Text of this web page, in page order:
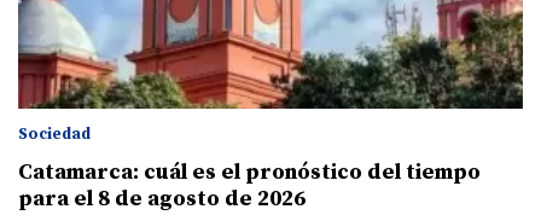
Sociedad
Catamarca: cuál es el pronóstico del tiempo
para el 8 de agosto de 2026